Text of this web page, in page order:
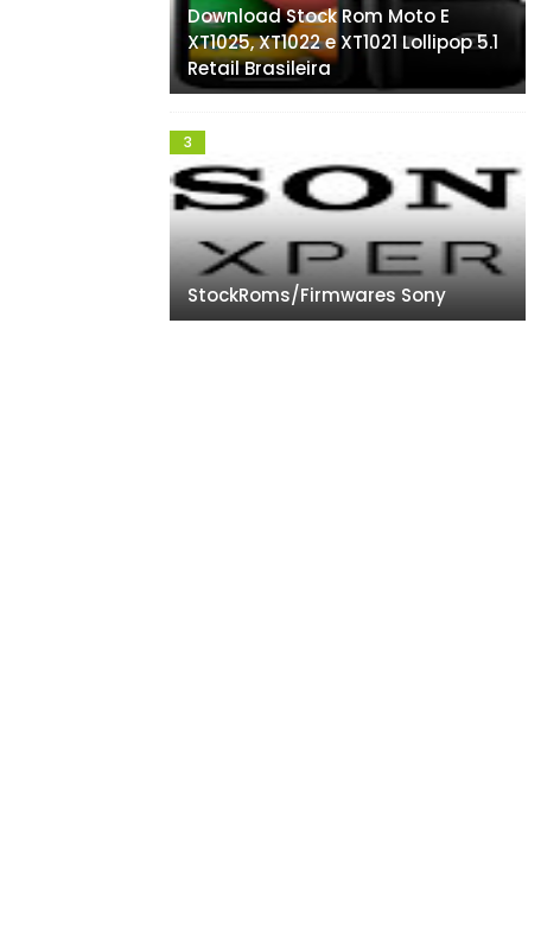
Download Stock Rom Moto E
XT1025, XT1022 e XT1021 Lollipop 5.1
Retail Brasileira
StockRoms/Firmwares Sony